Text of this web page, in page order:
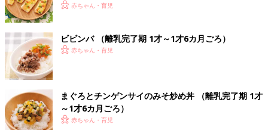
赤ちゃん・育児
ビビンバ （離乳完了期 1才～1才6カ月ごろ）
赤ちゃん・育児
まぐろとチンゲンサイのみそ炒め丼 （離乳完了期 1才
～1才6カ月ごろ）
赤ちゃん・育児